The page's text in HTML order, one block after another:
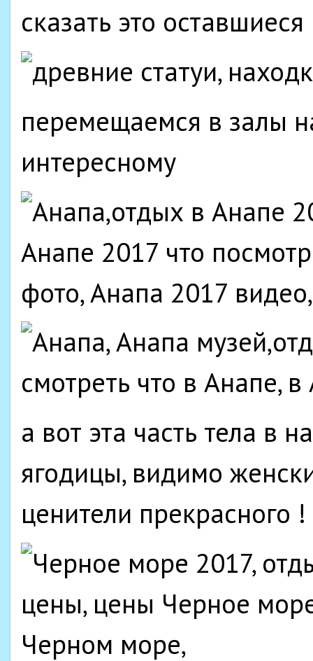
сказать это
перемещаемся в залы
интересному
а вот эта часть тела в
ягодицы, видимо
ценители прекрасного !